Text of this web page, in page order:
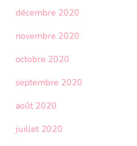
décembre 2020
novembre 2020
octobre 2020
septembre 2020
août 2020
juillet 2020